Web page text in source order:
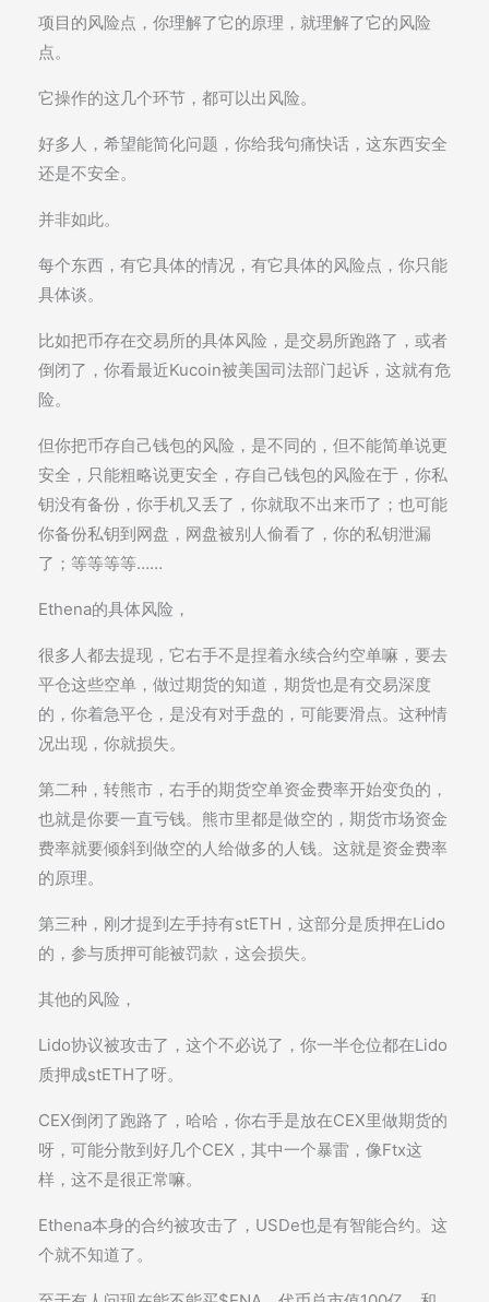
项目的风险点，你理解了它的原理，就理解了它的风险
点。
它操作的这几个环节，都可以出风险。
好多人，希望能简化问题，你给我句痛快话，这东西安全
还是不安全。
并非如此。
每个东西，有它具体的情况，有它具体的风险点，你只能
具体谈。
比如把币存在交易所的具体风险，是交易所跑路了，或者
倒闭了，你看最近Kucoin被美国司法部门起诉，这就有危
险。
但你把币存自己钱包的风险，是不同的，但不能简单说更
安全，只能粗略说更安全，存自己钱包的风险在于，你私
钥没有备份，你手机又丢了，你就取不出来币了；也可能
你备份私钥到网盘，网盘被别人偷看了，你的私钥泄漏
了；等等等等……
Ethena的具体风险，
很多人都去提现，它右手不是捏着永续合约空单嘛，要去
平仓这些空单，做过期货的知道，期货也是有交易深度
的，你着急平仓，是没有对手盘的，可能要滑点。这种情
况出现，你就损失。
第二种，转熊市，右手的期货空单资金费率开始变负的，
也就是你要一直亏钱。熊市里都是做空的，期货市场资金
费率就要倾斜到做空的人给做多的人钱。这就是资金费率
的原理。
第三种，刚才提到左手持有stETH，这部分是质押在Lido
的，参与质押可能被罚款，这会损失。
其他的风险，
Lido协议被攻击了，这个不必说了，你一半仓位都在Lido
质押成stETH了呀。
CEX倒闭了跑路了，哈哈，你右手是放在CEX里做期货的
呀，可能分散到好几个CEX，其中一个暴雷，像Ftx这
样，这不是很正常嘛。
Ethena本身的合约被攻击了，USDe也是有智能合约。这
个就不知道了。